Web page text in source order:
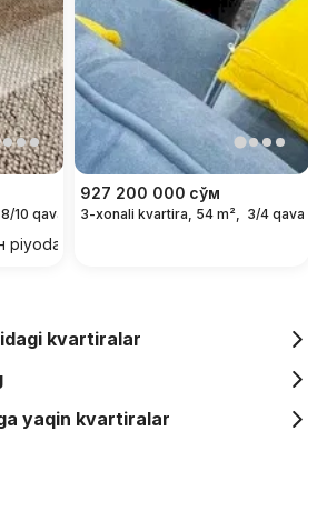
8/10 qavat
piyoda
927 200 000 сўм
3-xonali kvartira, 54 m², 3/4 qavat
kvartiralar
yaqin kvartiralar